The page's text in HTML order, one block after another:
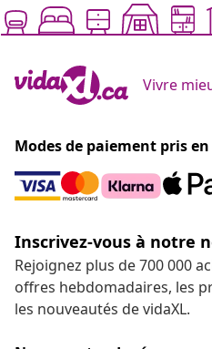
Vivre
Modes de paiement pris
Inscrivez-vous à notre
Rejoignez plus de 700 000
offres hebdomadaires, les
les nouveautés de vidaXL.